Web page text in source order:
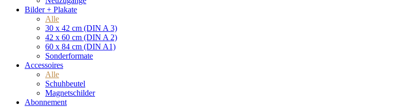
Bilder + Plakate
Alle
30 x 42 cm (DIN A 3)
42 x 60 cm (DIN A 2)
60 x 84 cm (DIN A1)
Sonderformate
Accessoires
Alle
Schuhbeutel
Magnetschilder
Abonnement